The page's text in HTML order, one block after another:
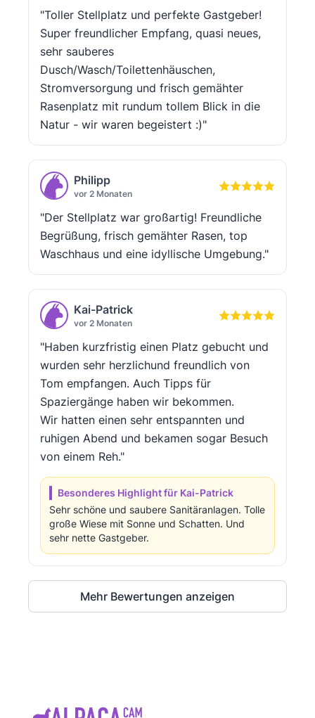
"Toller Stellplatz und perfekte Gastgeber!
Super freundlicher Empfang, quasi neues,
sehr sauberes
Dusch/Wasch/Toilettenhäuschen,
Stromversorgung und frisch gemähter
Rasenplatz mit rundum tollem Blick in die
Natur - wir waren begeistert :)"
Philipp
vor 2 Monaten
"Der Stellplatz war großartig! Freundliche
Begrüßung, frisch gemähter Rasen, top
Waschhaus und eine idyllische Umgebung."
Kai-Patrick
vor 2 Monaten
"Haben kurzfristig einen Platz gebucht und
wurden sehr herzlichund freundlich von
Tom empfangen. Auch Tipps für
Spaziergänge haben wir bekommen.
Wir hatten einen sehr entspannten und
ruhigen Abend und bekamen sogar Besuch
von einem Reh."
Besonderes Highlight für Kai-Patrick
Sehr schöne und saubere Sanitäranlagen. Tolle
große Wiese mit Sonne und Schatten. Und
sehr nette Gastgeber.
Mehr Bewertungen anzeigen